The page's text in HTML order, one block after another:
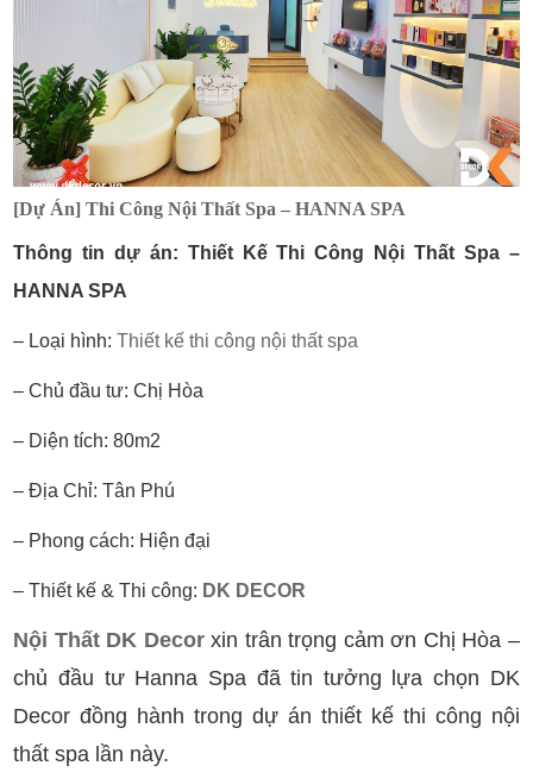
[Dự Án] Thi Công Nội Thất Spa – HANNA SPA
Thông tin dự án: Thiết Kế Thi Công Nội Thất Spa –
HANNA SPA
– Loại hình:Thiết kế thi công nội thất spa
– Chủ đầu tư: Chị Hòa
– Diện tích: 80m2
– Địa Chỉ: Tân Phú
– Phong cách: Hiện đại
– Thiết kế & Thi công: DK DECOR
Nội Thất DK Decorxin trân trọng cảm ơn Chị Hòa –
chủ đầu tư Hanna Spa đã tin tưởng lựa chọn DK
Decor đồng hành trong dự án thiết kế thi công nội
thất spa lần này.